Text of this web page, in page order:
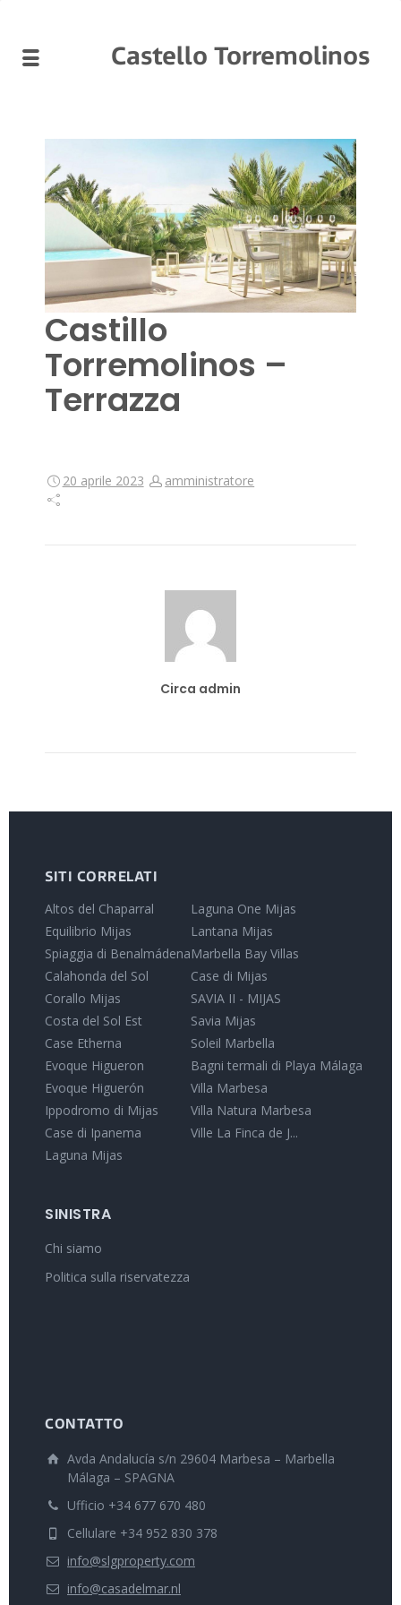
Castello Torremolinos
Castillo
Torremolinos –
Terrazza
20 aprile 2023 amministratore
Circa admin
SITI CORRELATI
Altos del Chaparral
Equilibrio Mijas
Spiaggia di Benalmádena
Calahonda del Sol
Corallo Mijas
Costa del Sol Est
Case Etherna
Evoque Higueron
Evoque Higuerón
Ippodromo di Mijas
Case di Ipanema
Laguna Mijas
Laguna One Mijas
Lantana Mijas
Marbella Bay Villas
Case di Mijas
SAVIA II - MIJAS
Savia Mijas
Soleil Marbella
Bagni termali di Playa Málaga
Villa Marbesa
Villa Natura Marbesa
Ville La Finca de J...
SINISTRA
Chi siamo
Politica sulla riservatezza
CONTATTO
Avda Andalucía s/n 29604 Marbesa – Marbella
Málaga – SPAGNA
Ufficio +34 677 670 480
Cellulare +34 952 830 378
info@slgproperty.com
info@casadelmar.nl